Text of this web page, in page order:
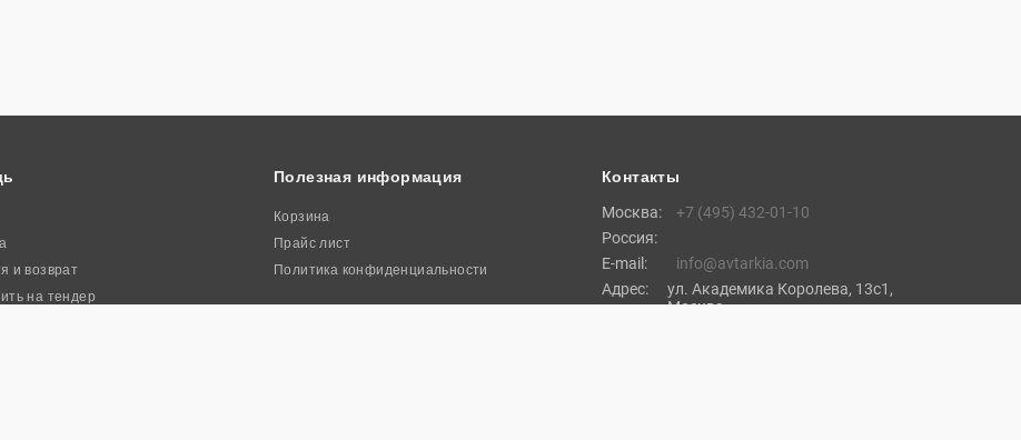
и возврат
на тендер
Полезная информация
Корзина
Прайс лист
Политика конфиденциальности
Контакты
Москва:
+7 (495) 432-01-10
Россия:
E-mail:
info@avtarkia.com
Адрес:
ул. Академика Королева, 13с1,
Москва